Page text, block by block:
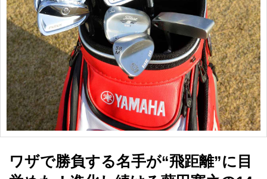
ワザで勝負する名手が“飛距離”に目